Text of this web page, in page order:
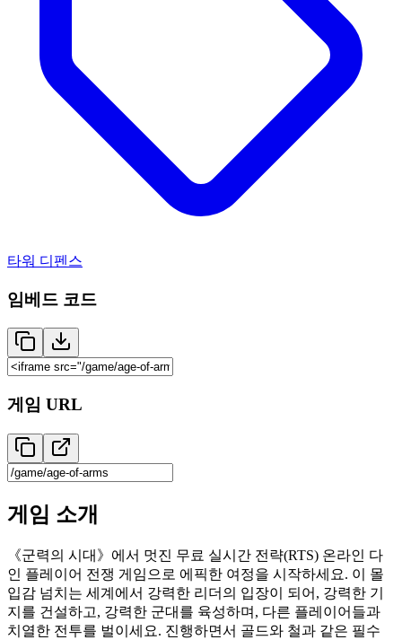
타워 디펜스
임베드 코드
게임 URL
게임 소개
《군력의 시대》에서 멋진 무료 실시간 전략(RTS) 온라인 다
인 플레이어 전쟁 게임으로 에픽한 여정을 시작하세요. 이 몰
입감 넘치는 세계에서 강력한 리더의 입장이 되어, 강력한 기
지를 건설하고, 강력한 군대를 육성하며, 다른 플레이어들과
치열한 전투를 벌이세요. 진행하면서 골드와 철과 같은 필수